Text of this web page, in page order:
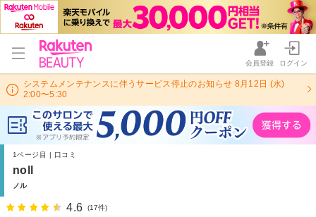
会員登録 ログイン
システムメンテナンスに伴うサービス停止のお知らせ 8月12日 (水)
2:00〜5:30
1ページ目 | 口コミ
noll
ノル
4.6 (17件)